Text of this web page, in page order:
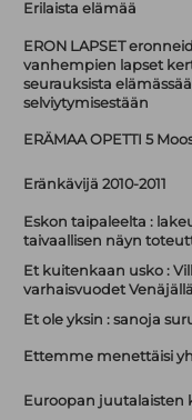
Erilaista elämää
ERON LAPSET
vanhempien lapset
seurauksista
selviytymisestään
ERÄMAA OPETTI 5
Eränkävijä 2010-2011
Eskon taipaleelta :
taivaallisen näyn
Et kuitenkaan usko :
varhaisvuodet Venäjällä
Et ole yksin : sanoja
Ettemme menettäisi
Euroopan juutalaisten